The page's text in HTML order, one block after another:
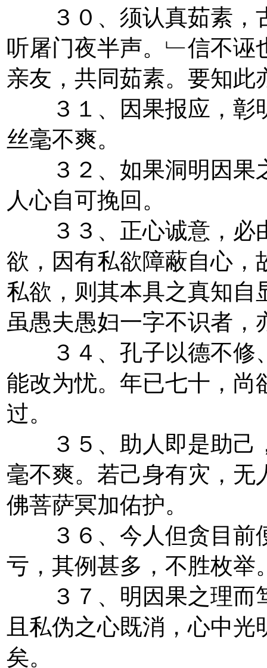
３０、须认真茹素，
听屠门夜半声。﹂信不诬
亲友，共同茹素。要知此
３１、因果报应，彰
丝毫不爽。
３２、如果洞明因果
人心自可挽回。
３３、正心诚意，必
欲，因有私欲障蔽自心，
私欲，则其本具之真知自
虽愚夫愚妇一字不识者，
３４、孔子以德不修
能改为忧。年已七十，尚
过。
３５、助人即是助己
毫不爽。若己身有灾，无
佛菩萨冥加佑护。
３６、今人但贪目前
亏，其例甚多，不胜枚举
３７、明因果之理而
且私伪之心既消，心中
矣。